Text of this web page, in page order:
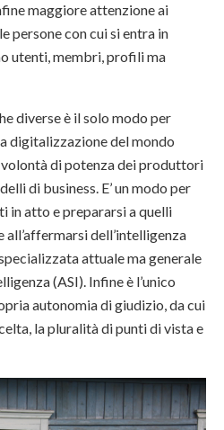
maggiore attenzione ai
persone con cui si entra in
utenti, membri, profili ma
diverse è il solo modo per
digitalizzazione del mondo
di potenza dei produttori
di business. E’ un modo per
in atto e prepararsi a quelli
dell’intelligenza
attuale ma generale
(ASI). Infine è l’unico
autonomia di giudizio, da cui
la pluralità di punti di vista e